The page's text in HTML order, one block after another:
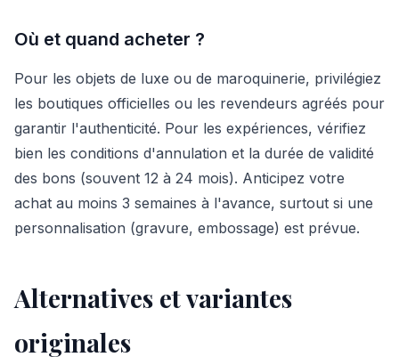
Où et quand acheter ?
Pour les objets de luxe ou de maroquinerie, privilégiez
les boutiques officielles ou les revendeurs agréés pour
garantir l'authenticité. Pour les expériences, vérifiez
bien les conditions d'annulation et la durée de validité
des bons (souvent 12 à 24 mois). Anticipez votre
achat au moins 3 semaines à l'avance, surtout si une
personnalisation (gravure, embossage) est prévue.
Alternatives et variantes
originales